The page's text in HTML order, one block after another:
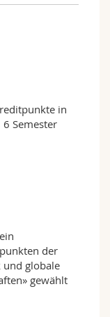
ist
in
nur in
zeichnet
aus, die
im
Probleme
die
einzige
komplexes
in
Semester
der
und globale
gewählt